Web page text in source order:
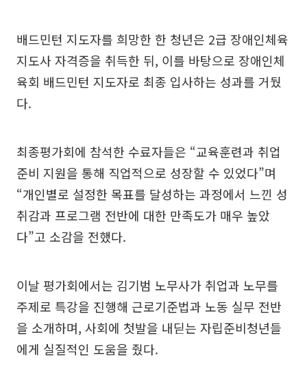
배드민턴 지도자를 희망한 한 청년은 2급 장애인체육
지도사 자격증을 취득한 뒤, 이를 바탕으로 장애인체
육회 배드민턴 지도자로 최종 입사하는 성과를 거뒀
다.
최종평가회에 참석한 수료자들은 “교육훈련과 취업
준비 지원을 통해 직업적으로 성장할 수 있었다”며
“개인별로 설정한 목표를 달성하는 과정에서 느낀 성
취감과 프로그램 전반에 대한 만족도가 매우 높았
다”고 소감을 전했다.
이날 평가회에서는 김기범 노무사가 취업과 노무를
주제로 특강을 진행해 근로기준법과 노동 실무 전반
을 소개하며, 사회에 첫발을 내딛는 자립준비청년들
에게 실질적인 도움을 줬다.